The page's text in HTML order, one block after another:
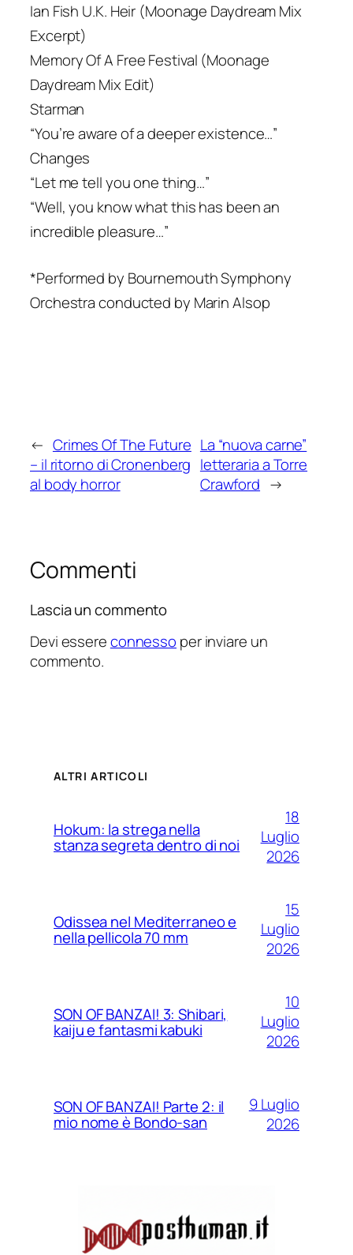
Ian Fish U.K. Heir (Moonage Daydream Mix
Excerpt)
Memory Of A Free Festival (Moonage
Daydream Mix Edit)
Starman
“You’re aware of a deeper existence…”
Changes
“Let me tell you one thing…”
“Well, you know what this has been an
incredible pleasure…”
*Performed by Bournemouth Symphony
Orchestra conducted by Marin Alsop
← Crimes Of The Future
– il ritorno di Cronenberg
al body horror
La “nuova carne”
letteraria a Torre
Crawford →
Commenti
Lascia un commento
Devi essereconnesso per inviare un
commento.
ALTRI ARTICOLI
Hokum: la strega nella
stanza segreta dentro di noi
18
Luglio
2026
Odissea nel Mediterraneo e
nella pellicola 70 mm
15
Luglio
2026
SON OF BANZAI! 3: Shibari,
kaiju e fantasmi kabuki
10
Luglio
2026
SON OF BANZAI! Parte 2: il
mio nome è Bondo-san
9 Luglio
2026